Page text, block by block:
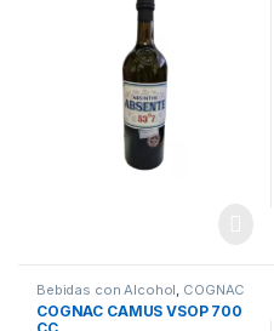
Bebidas con Alcohol COGNAC
COGNAC CAMUS VSOP 700